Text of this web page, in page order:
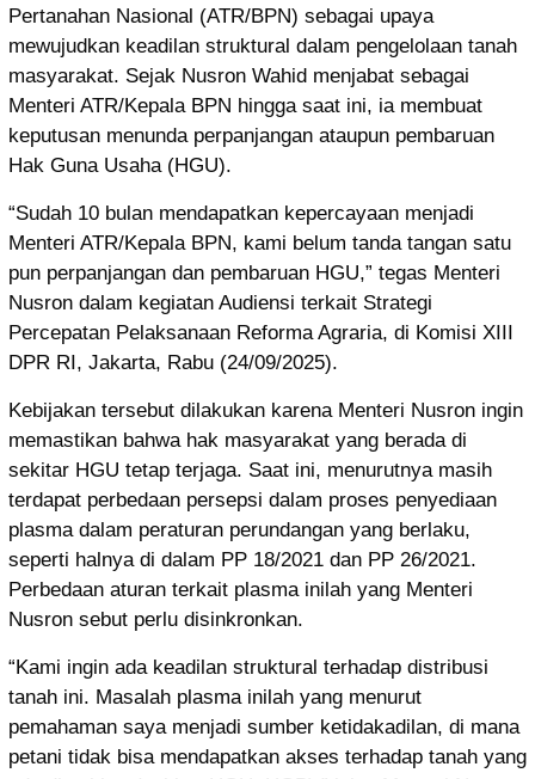
Pertanahan Nasional (ATR/BPN) sebagai upaya
mewujudkan keadilan struktural dalam pengelolaan tanah
masyarakat. Sejak Nusron Wahid menjabat sebagai
Menteri ATR/Kepala BPN hingga saat ini, ia membuat
keputusan menunda perpanjangan ataupun pembaruan
Hak Guna Usaha (HGU).
“Sudah 10 bulan mendapatkan kepercayaan menjadi
Menteri ATR/Kepala BPN, kami belum tanda tangan satu
pun perpanjangan dan pembaruan HGU,” tegas Menteri
Nusron dalam kegiatan Audiensi terkait Strategi
Percepatan Pelaksanaan Reforma Agraria, di Komisi XIII
DPR RI, Jakarta, Rabu (24/09/2025).
Kebijakan tersebut dilakukan karena Menteri Nusron ingin
memastikan bahwa hak masyarakat yang berada di
sekitar HGU tetap terjaga. Saat ini, menurutnya masih
terdapat perbedaan persepsi dalam proses penyediaan
plasma dalam peraturan perundangan yang berlaku,
seperti halnya di dalam PP 18/2021 dan PP 26/2021.
Perbedaan aturan terkait plasma inilah yang Menteri
Nusron sebut perlu disinkronkan.
“Kami ingin ada keadilan struktural terhadap distribusi
tanah ini. Masalah plasma inilah yang menurut
pemahaman saya menjadi sumber ketidakadilan, di mana
petani tidak bisa mendapatkan akses terhadap tanah yang